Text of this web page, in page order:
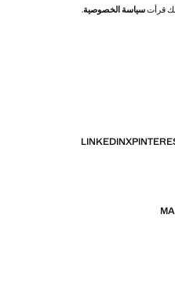
قرأتسياسة الخصوصية.
X
LINKEDIN